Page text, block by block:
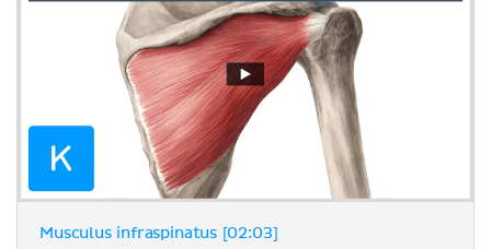
Musculus infraspinatus [02:03]